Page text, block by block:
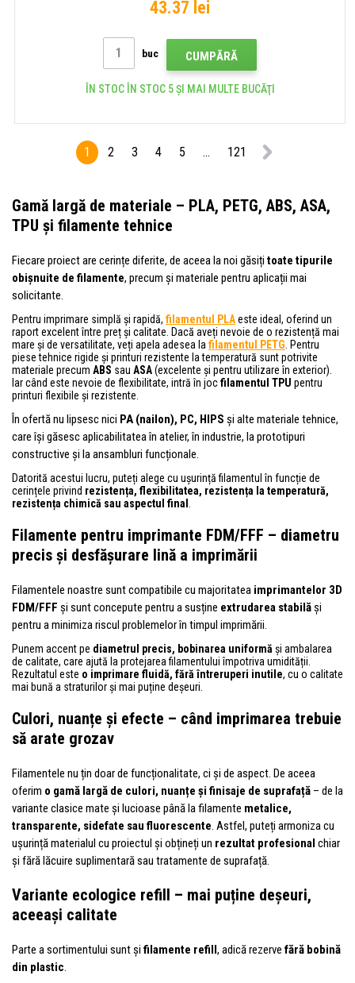
43.37 lei
buc CUMPĂRĂ
ÎN STOC ÎN STOC 5 ȘI MAI MULTE BUCĂŢI
1 2 3 4 5 ... 121
Gamă largă de materiale – PLA, PETG, ABS, ASA,
TPU și filamente tehnice
Fiecare proiect are cerințe diferite, de aceea la noi găsiți toate tipurile
obișnuite de filamente, precum și materiale pentru aplicații mai
solicitante.
Pentru imprimare simplă și rapidă, filamentul PLAeste ideal, oferind un
raport excelent între preț și calitate. Dacă aveți nevoie de o rezistență mai
mare și de versatilitate, veți apela adesea la filamentul PETG . Pentru
piese tehnice rigide și printuri rezistente la temperatură sunt potrivite
materiale precum ABS sau ASA(excelente și pentru utilizare în exterior).
Iar când este nevoie de flexibilitate, intră în jocfilamentul TPU pentru
printuri flexibile și rezistente.
În ofertă nu lipsesc nici PA (nailon), PC, HIPS și alte materiale tehnice,
care își găsesc aplicabilitatea în atelier, în industrie, la prototipuri
constructive și la ansambluri funcționale.
Datorită acestui lucru, puteți alege cu ușurință filamentul în funcție de
cerințele privind rezistența, flexibilitatea, rezistența la temperatură,
rezistența chimică sau aspectul final
Filamente pentru imprimante FDM/FFF – diametru
precis și desfășurare lină a imprimării
Filamentele noastre sunt compatibile cu majoritatea imprimantelor 3D
FDM/FFF și sunt concepute pentru a susține extrudarea stabilăși
pentru a minimiza riscul problemelor în timpul imprimării.
Punem accent pe diametrul precis, bobinarea uniformă și ambalarea
de calitate, care ajută la protejarea filamentului împotriva umidității.
Rezultatul este o imprimare fluidă, fără întreruperi inutile, cu o calitate
mai bună a straturilor și mai puține deșeuri.
Culori, nuanțe și efecte – când imprimarea trebuie
să arate grozav
Filamentele nu țin doar de funcționalitate, ci și de aspect. De aceea
oferim o gamă largă de culori, nuanțe și finisaje de suprafață – de la
variante clasice mate și lucioase până la filamente metalice,
transparente, sidefate sau fluorescente. Astfel, puteți armoniza cu
ușurință materialul cu proiectul și obțineți un rezultat profesional chiar
și fără lăcuire suplimentară sau tratamente de suprafață.
Variante ecologice refill – mai puține deșeuri,
aceeași calitate
Parte a sortimentului sunt și filamente refill, adică rezerve fără bobină
din plastic.